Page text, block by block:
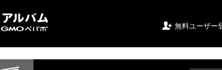
 無料ユーザー